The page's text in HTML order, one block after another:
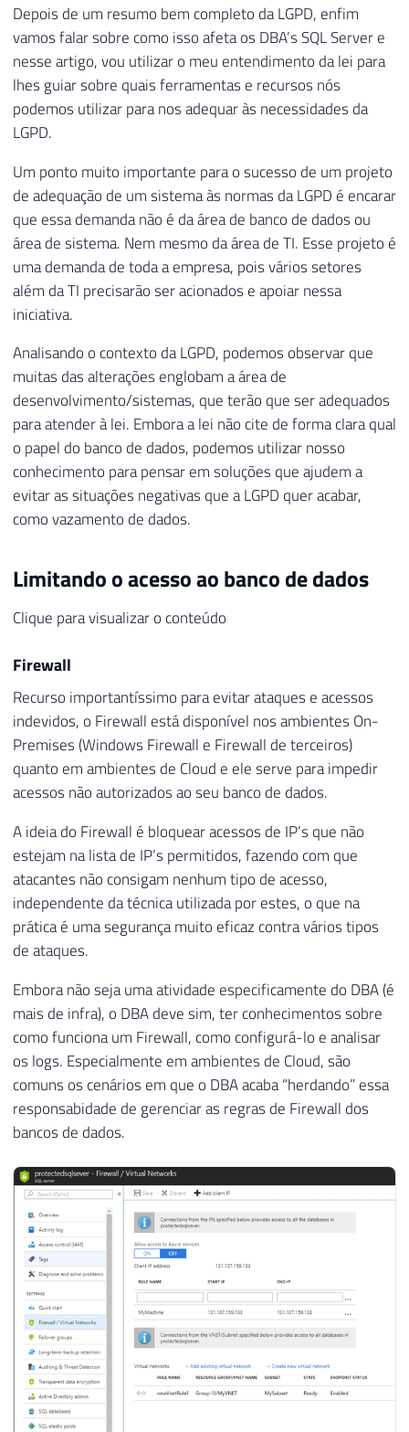
Depois de um resumo bem completo da LGPD, enfim
vamos falar sobre como isso afeta os DBA’s SQL Server e
nesse artigo, vou utilizar o meu entendimento da lei para
lhes guiar sobre quais ferramentas e recursos nós
podemos utilizar para nos adequar às necessidades da
LGPD.
Um ponto muito importante para o sucesso de um projeto
de adequação de um sistema às normas da LGPD é encarar
que essa demanda não é da área de banco de dados ou
área de sistema. Nem mesmo da área de TI. Esse projeto é
uma demanda de toda a empresa, pois vários setores
além da TI precisarão ser acionados e apoiar nessa
iniciativa.
Analisando o contexto da LGPD, podemos observar que
muitas das alterações englobam a área de
desenvolvimento/sistemas, que terão que ser adequados
para atender à lei. Embora a lei não cite de forma clara qual
o papel do banco de dados, podemos utilizar nosso
conhecimento para pensar em soluções que ajudem a
evitar as situações negativas que a LGPD quer acabar,
como vazamento de dados.
Limitando o acesso ao banco de dados
Clique para visualizar o conteúdo
Firewall
Recurso importantíssimo para evitar ataques e acessos
indevidos, o Firewall está disponível nos ambientes On-
Premises (Windows Firewall e Firewall de terceiros)
quanto em ambientes de Cloud e ele serve para impedir
acessos não autorizados ao seu banco de dados.
A ideia do Firewall é bloquear acessos de IP’s que não
estejam na lista de IP’s permitidos, fazendo com que
atacantes não consigam nenhum tipo de acesso,
independente da técnica utilizada por estes, o que na
prática é uma segurança muito eficaz contra vários tipos
de ataques.
Embora não seja uma atividade especificamente do DBA (é
mais de infra), o DBA deve sim, ter conhecimentos sobre
como funciona um Firewall, como configurá-lo e analisar
os logs. Especialmente em ambientes de Cloud, são
comuns os cenários em que o DBA acaba “herdando” essa
responsabidade de gerenciar as regras de Firewall dos
bancos de dados.